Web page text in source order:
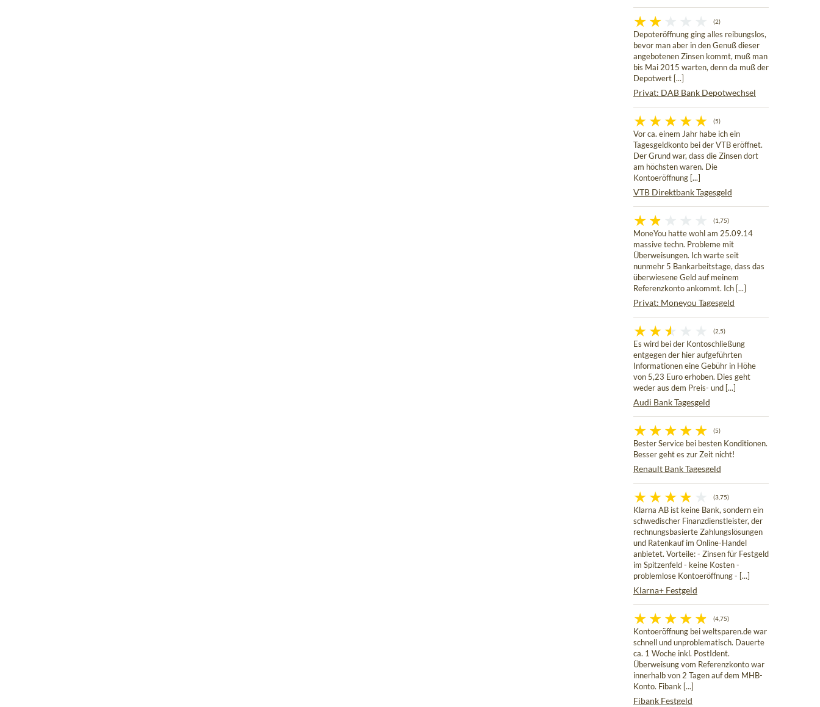
(2)
Depoteröffnung ging alles reibungslos,
bevor man aber in den Genuß dieser
angebotenen Zinsen kommt, muß man
bis Mai 2015 warten, denn da muß der
Depotwert [...]
Privat: DAB Bank Depotwechsel
(5)
Vor ca. einem Jahr habe ich ein
Tagesgeldkonto bei der VTB eröffnet.
Der Grund war, dass die Zinsen dort
am höchsten waren. Die
Kontoeröffnung [...]
VTB Direktbank Tagesgeld
(1,75)
MoneYou hatte wohl am 25.09.14
massive techn. Probleme mit
Überweisungen. Ich warte seit
nunmehr 5 Bankarbeitstage, dass das
überwiesene Geld auf meinem
Referenzkonto ankommt. Ich [...]
Privat: Moneyou Tagesgeld
(2,5)
Es wird bei der Kontoschließung
entgegen der hier aufgeführten
Informationen eine Gebühr in Höhe
von 5,23 Euro erhoben. Dies geht
weder aus dem Preis- und [...]
Audi Bank Tagesgeld
(5)
Bester Service bei besten Konditionen.
Besser geht es zur Zeit nicht!
Renault Bank Tagesgeld
(3,75)
Klarna AB ist keine Bank, sondern ein
schwedischer Finanzdienstleister, der
rechnungsbasierte Zahlungslösungen
und Ratenkauf im Online-Handel
anbietet. Vorteile: - Zinsen für Festgeld
im Spitzenfeld - keine Kosten -
problemlose Kontoeröffnung - [...]
Klarna+ Festgeld
(4,75)
Kontoeröffnung bei weltsparen.de war
schnell und unproblematisch. Dauerte
ca. 1 Woche inkl. PostIdent.
Überweisung vom Referenzkonto war
innerhalb von 2 Tagen auf dem MHB-
Konto. Fibank [...]
Fibank Festgeld